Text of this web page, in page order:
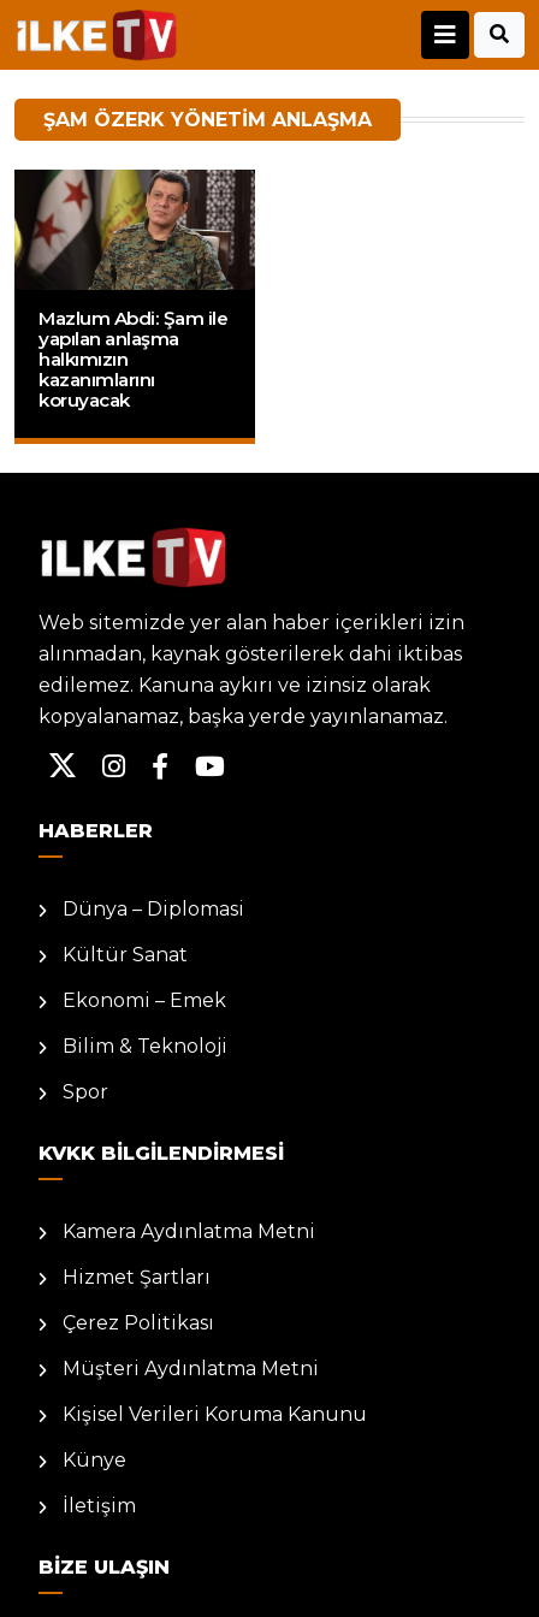
ŞAM ÖZERK YÖNETIM ANLAŞMA
Mazlum Abdi: Şam ile
yapılan anlaşma
halkımızın
kazanımlarını
koruyacak
Web sitemizde yer alan haber içerikleri izin
alınmadan, kaynak gösterilerek dahi iktibas
edilemez. Kanuna aykırı ve izinsiz olarak
kopyalanamaz, başka yerde yayınlanamaz.
HABERLER
Dünya – Diplomasi
Kültür Sanat
Ekonomi – Emek
Bilim & Teknoloji
Spor
KVKK BILGILENDIRMESI
Kamera Aydınlatma Metni
Hizmet Şartları
Çerez Politikası
Müşteri Aydınlatma Metni
Kişisel Verileri Koruma Kanunu
Künye
İletişim
BIZE ULAŞIN